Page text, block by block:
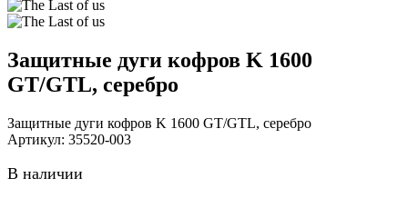
Защитные дуги кофров K 1600
GT/GTL, серебро
Защитные дуги кофров K 1600 GT/GTL, серебро
Артикул: 35520-003
В наличии